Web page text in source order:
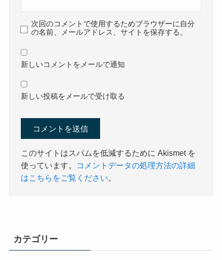
次回のコメントで使用するためブラウザーに自分
の名前、メールアドレス、サイトを保存する。
新しいコメントをメールで通知
新しい投稿をメールで受け取る
このサイトはスパムを低減するために Akismet を
使っています。
コメントデータの処理方法の詳細
はこちらをご覧ください。
カテゴリー